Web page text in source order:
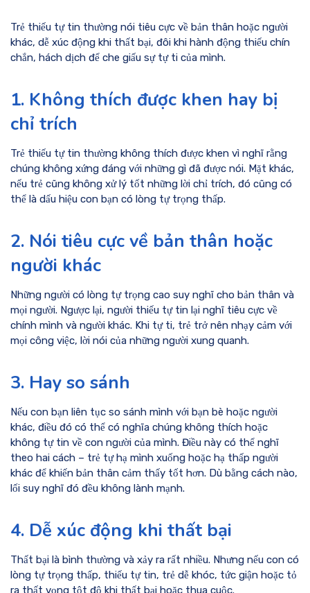
Trẻ thiếu tự tin thường nói tiêu cực về bản thân hoặc người
khác, dễ xúc động khi thất bại, đôi khi hành động thiếu chín
chắn, hách dịch để che giấu sự tự ti của mình.
1. Không thích được khen hay bị
chỉ trích
Trẻ thiếu tự tin thường không thích được khen vì nghĩ rằng
chúng không xứng đáng với những gì đã được nói. Mặt khác,
nếu trẻ cũng không xử lý tốt những lời chỉ trích, đó cũng có
thể là dấu hiệu con bạn có lòng tự trọng thấp.
2. Nói tiêu cực về bản thân hoặc
người khác
Những người có lòng tự trọng cao suy nghĩ cho bản thân và
mọi người. Ngược lại, người thiếu tự tin lại nghĩ tiêu cực về
chính mình và người khác. Khi tự ti, trẻ trở nên nhạy cảm với
mọi công việc, lời nói của những người xung quanh.
3. Hay so sánh
Nếu con bạn liên tục so sánh mình với bạn bè hoặc người
khác, điều đó có thể có nghĩa chúng không thích hoặc
không tự tin về con người của mình. Điều này có thể nghĩ
theo hai cách – trẻ tự hạ mình xuống hoặc hạ thấp người
khác để khiến bản thân cảm thấy tốt hơn. Dù bằng cách nào,
lối suy nghĩ đó đều không lành mạnh.
4. Dễ xúc động khi thất bại
Thất bại là bình thường và xảy ra rất nhiều. Nhưng nếu con có
lòng tự trọng thấp, thiếu tự tin, trẻ dễ khóc, tức giận hoặc tỏ
ra thất vọng tột độ khi thất bại hoặc thua cuộc.